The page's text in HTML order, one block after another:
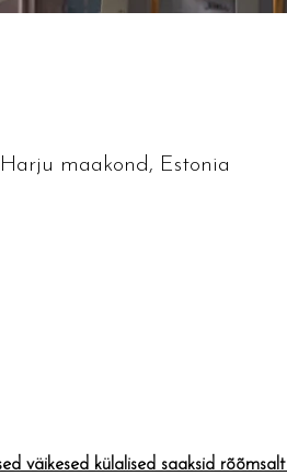
maakond, Estonia
väikesed külalised saaksid rõõmsalt